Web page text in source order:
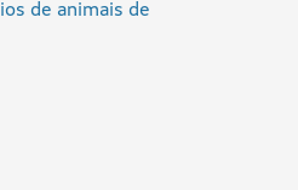
de animais de